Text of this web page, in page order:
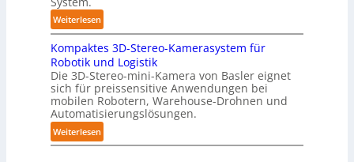
f
p
u
n
k
t
f
ü
r
p
t
i
s
i
e
r
u
n
g
s
Weiterlesen:
3
D
-
H
a
n
d
l
Kompaktes 3D-Stereo-Kamerasystem für
Robotik und Logistik
Die 3D-Stereo-mini-Kamera von Basler eignet
sich für preissensitive Anwendungen bei
mobilen Robotern, Warehouse-Drohnen und
Automatisierungslösungen.
Weiterlesen:
K